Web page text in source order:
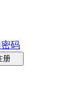
码
册